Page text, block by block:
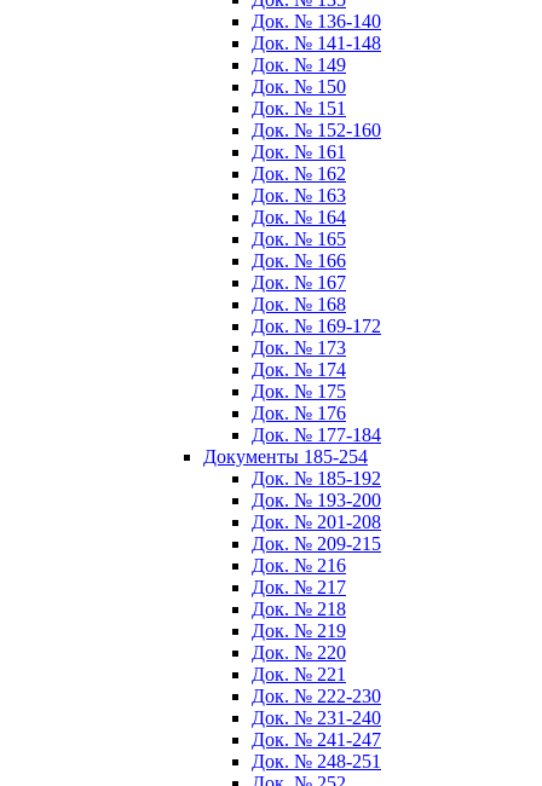
Док. № 136-140
Док. № 141-148
Док. № 149
Док. № 150
Док. № 151
Док. № 152-160
Док. № 161
Док. № 162
Док. № 163
Док. № 164
Док. № 165
Док. № 166
Док. № 167
Док. № 168
Док. № 169-172
Док. № 173
Док. № 174
Док. № 175
Док. № 176
Док. № 177-184
Документы 185-254
Док. № 185-192
Док. № 193-200
Док. № 201-208
Док. № 209-215
Док. № 216
Док. № 217
Док. № 218
Док. № 219
Док. № 220
Док. № 221
Док. № 222-230
Док. № 231-240
Док. № 241-247
Док. № 248-251